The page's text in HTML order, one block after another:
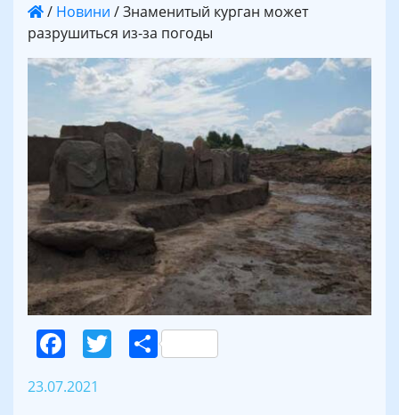
/ Новини /Знаменитый курган может
разрушиться из-за погоды
Facebook
Twitter
Поділитися
23.07.2021